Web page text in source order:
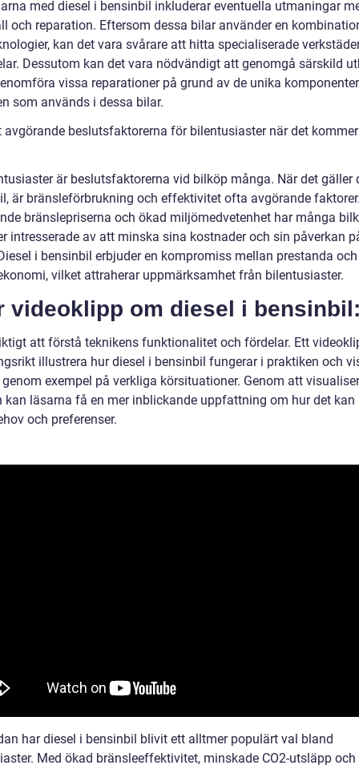
med diesel i bensinbil inkluderar eventuella utmaningar
och reparation. Eftersom dessa bilar använder en
kan det vara svårare att hitta specialiserade
Dessutom kan det vara nödvändigt att genomgå särskild
vissa reparationer på grund av de unika
som används i dessa bilar.
avgörande beslutsfaktorerna för bilentusiaster när det
är beslutsfaktorerna vid bilköp många. När det gäller
är bränsleförbrukning och effektivitet ofta avgörande
bränslepriserna och ökad miljömedvetenhet har många
intresserade av att minska sina kostnader och sin påverkan
i bensinbil erbjuder en kompromiss mellan prestanda och
vilket attraherar uppmärksamhet från bilentusiaster.
videoklipp om diesel i
att förstå teknikens funktionalitet och fördelar. Ett
illustrera hur diesel i bensinbil fungerar i praktiken och
exempel på verkliga körsituationer. Genom att
kan läsarna få en mer inblickande uppfattning om hur det kan
och preferenser.
har diesel i bensinbil blivit ett alltmer populärt val bland
Med ökad bränsleeffektivitet, minskade CO2-utsläpp och